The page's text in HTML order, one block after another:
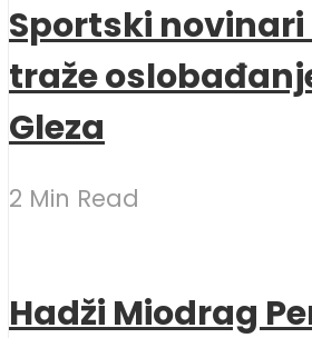
Sportski
traže
Gleza
2 Min Read
Hadži Miodrag